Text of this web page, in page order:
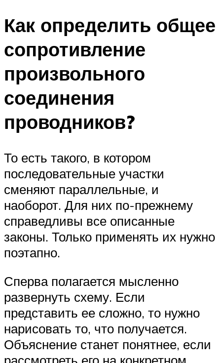
Как определить общее
сопротивление
произвольного
соединения
проводников?
То есть такого, в котором
последовательные участки
сменяют параллельные, и
наоборот. Для них по-прежнему
справедливы все описанные
законы. Только применять их нужно
поэтапно.
Сперва полагается мысленно
развернуть схему. Если
представить ее сложно, то нужно
нарисовать то, что получается.
Объяснение станет понятнее, если